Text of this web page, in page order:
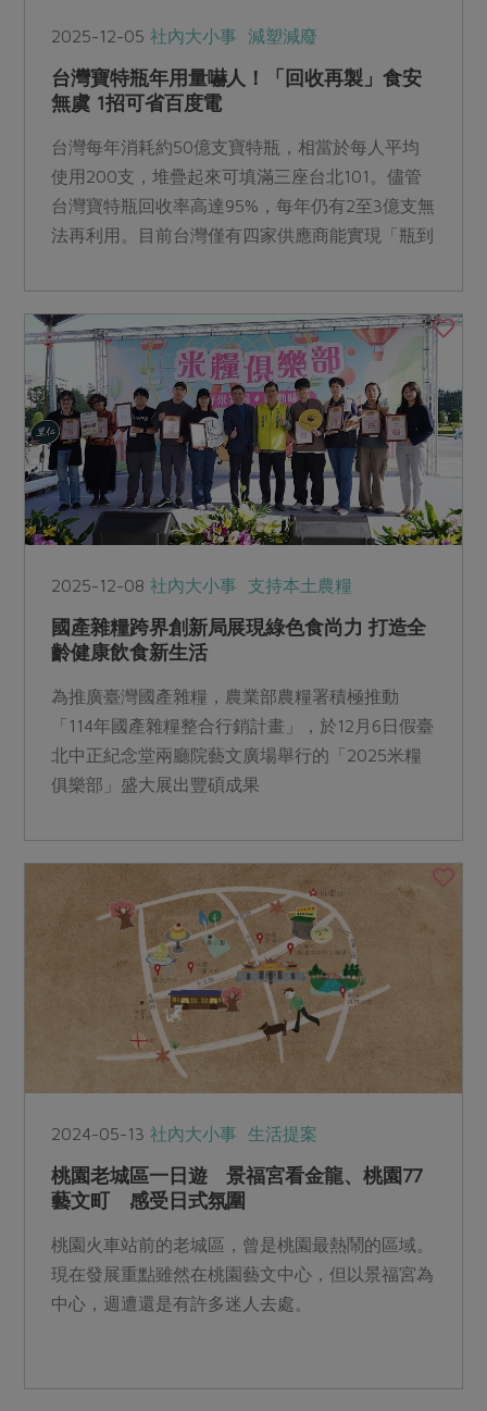
2025-12-05社內大小事 減塑減廢
台灣寶特瓶年用量嚇人！「回收再製」食安
無虞 1招可省百度電
台灣每年消耗約50億支寶特瓶，相當於每人平均
使用200支，堆疊起來可填滿三座台北101。儘管
台灣寶特瓶回收率高達95%，每年仍有2至3億支無
法再利用。目前台灣僅有四家供應商能實現「瓶到
2025-12-08社內大小事 支持本土農糧
國產雜糧跨界創新局展現綠色食尚力 打造全
齡健康飲食新生活
為推廣臺灣國產雜糧，農業部農糧署積極推動
「114年國產雜糧整合行銷計畫」，於12月6日假臺
北中正紀念堂兩廳院藝文廣場舉行的「2025米糧
俱樂部」盛大展出豐碩成果
2024-05-13社內大小事 生活提案
桃園老城區一日遊 景福宮看金龍、桃園77
藝文町 感受日式氛圍
桃園火車站前的老城區，曾是桃園最熱鬧的區域。
現在發展重點雖然在桃園藝文中心，但以景福宮為
中心，週遭還是有許多迷人去處。